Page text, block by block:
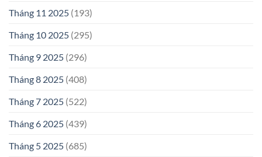
Tháng 11 2025 (193)
Tháng 10 2025 (295)
Tháng 9 2025 (296)
Tháng 8 2025 (408)
Tháng 7 2025 (522)
Tháng 6 2025 (439)
Tháng 5 2025 (685)